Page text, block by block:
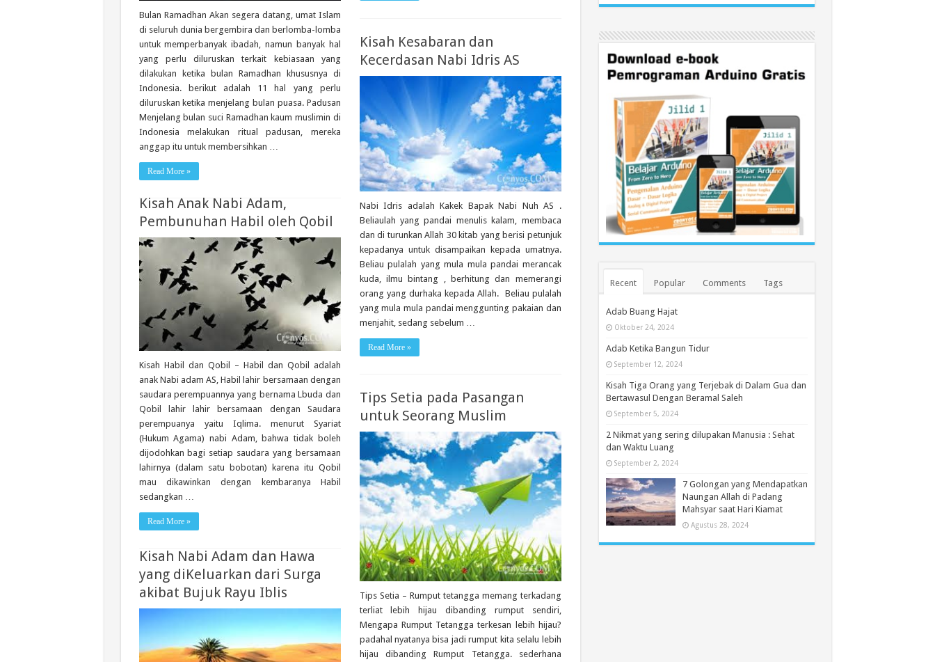
Bulan Ramadhan Akan segera datang, umat Islam
di seluruh dunia bergembira dan berlomba-lomba
untuk memperbanyak ibadah, namun banyak hal
yang perlu diluruskan terkait kebiasaan yang
dilakukan ketika bulan Ramadhan khususnya di
Indonesia. berikut adalah 11 hal yang perlu
diluruskan ketika menjelang bulan puasa. Padusan
Menjelang bulan suci Ramadhan kaum muslimin di
Indonesia melakukan ritual padusan, mereka
anggap itu untuk membersihkan …
Read More »
Kisah Kesabaran dan
Kecerdasan Nabi Idris AS
Nabi Idris adalah Kakek Bapak Nabi Nuh AS .
Beliaulah yang pandai menulis kalam, membaca
dan di turunkan Allah 30 kitab yang berisi petunjuk
kepadanya untuk disampaikan kepada umatnya.
Beliau pulalah yang mula mula pandai merancak
kuda, ilmu bintang , berhitung dan memerangi
orang yang durhaka kepada Allah. Beliau pulalah
yang mula mula pandai menggunting pakaian dan
menjahit, sedang sebelum …
Read More »
Kisah Anak Nabi Adam,
Pembunuhan Habil oleh Qobil
Kisah Habil dan Qobil – Habil dan Qobil adalah
anak Nabi adam AS, Habil lahir bersamaan dengan
saudara perempuannya yang bernama Lbuda dan
Qobil lahir lahir bersamaan dengan Saudara
perempuanya yaitu Iqlima. menurut Syariat
(Hukum Agama) nabi Adam, bahwa tidak boleh
dijodohkan bagi setiap saudara yang bersamaan
lahirnya (dalam satu bobotan) karena itu Qobil
mau dikawinkan dengan kembaranya Habil
sedangkan …
Read More »
Tips Setia pada Pasangan
untuk Seorang Muslim
Tips Setia – Rumput tetangga memang terkadang
terliat lebih hijau dibanding rumput sendiri,
Mengapa Rumput Tetangga terkesan lebih hijau?
padahal nyatanya bisa jadi rumput kita selalu lebih
hijau dibanding Rumput Tetangga. sederhana
Kisah Nabi Adam dan Hawa
yang diKeluarkan dari Surga
akibat Bujuk Rayu Iblis
Recent Popular Comments Tags
Adab Buang Hajat
Oktober 24, 2024
Adab Ketika Bangun Tidur
September 12, 2024
Kisah Tiga Orang yang Terjebak di Dalam Gua dan
Bertawasul Dengan Beramal Saleh
September 5, 2024
2 Nikmat yang sering dilupakan Manusia : Sehat
dan Waktu Luang
September 2, 2024
7 Golongan yang Mendapatkan
Naungan Allah di Padang
Mahsyar saat Hari Kiamat
Agustus 28, 2024